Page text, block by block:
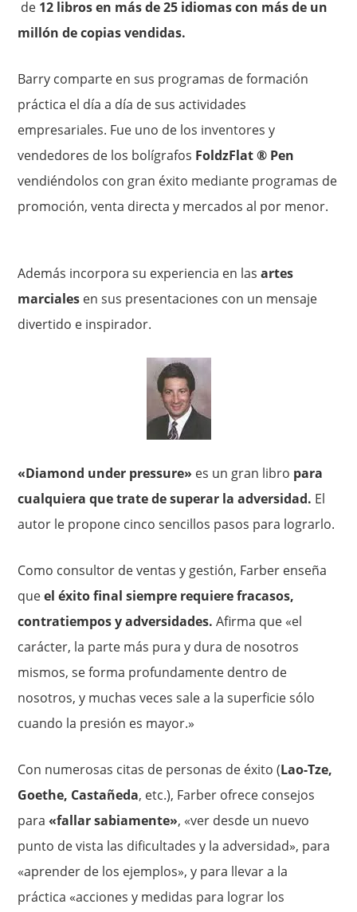
de 12 libros en más de 25 idiomas con más de un
millón de copias vendidas.
Barry comparte en sus programas de formación
práctica el día a día de sus actividades
empresariales. Fue uno de los inventores y
vendedores de los bolígrafos FoldzFlat ® Pen
vendiéndolos con gran éxito mediante programas de
promoción, venta directa y mercados al por menor.
Además incorpora su experiencia en lasartes
marciales en sus presentaciones con un mensaje
divertido e inspirador.
«Diamond under pressure» es un gran libro para
cualquiera que trate de superar la adversidad. El
autor le propone cinco sencillos pasos para lograrlo.
Como consultor de ventas y gestión, Farber enseña
queel éxito final siempre requiere fracasos,
contratiempos y adversidades. Afirma que «el
carácter, la parte más pura y dura de nosotros
mismos, se forma profundamente dentro de
nosotros, y muchas veces sale a la superficie sólo
cuando la presión es mayor.»
Con numerosas citas de personas de éxito (Lao-Tze,
Goethe, Castañeda, etc.), Farber ofrece consejos
para«fallar sabiamente», «ver desde un nuevo
punto de vista las dificultades y la adversidad», para
«aprender de los ejemplos», y para llevar a la
práctica «acciones y medidas para lograr los